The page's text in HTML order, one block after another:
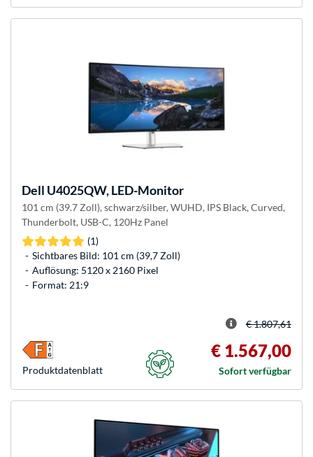
Dell U4025QW, LED-Monitor
101 cm (39.7 Zoll), schwarz/silber, WUHD, IPS Black, Curved,
Thunderbolt, USB-C, 120Hz Panel
(1)
Sichtbares Bild: 101 cm (39,7 Zoll)
Auflösung: 5120 x 2160 Pixel
Format: 21:9
€ 1.807,61
€ 1.567,00
Sofort verfügbar
Produkt­datenblatt